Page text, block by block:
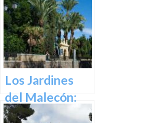
Murcia en
Murcia
Los Jardines
del Malecón:
Un Oasis en la